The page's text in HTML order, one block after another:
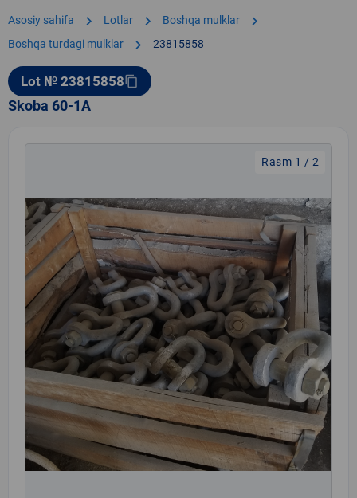
Asosiy sahifa chevron_right Lotlar chevron_right Boshqa mulklar chevron_right
Boshqa turdagi mulklar chevron_right 23815858
Lot № 23815858content_copy
Skoba 60-1A
Rasm 1 / 2